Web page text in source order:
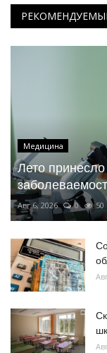
Медицина
Лето
Авг 6, 2026 0 50